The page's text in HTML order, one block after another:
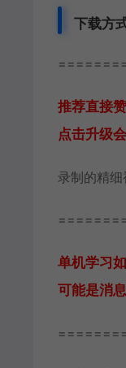
下载方
推荐直接
点击升级
录制的精
单机学习
可能是消